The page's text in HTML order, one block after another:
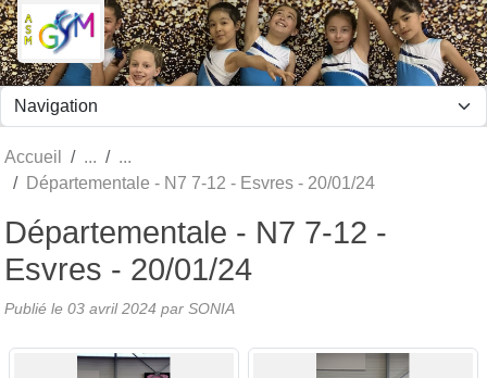
Accueil
Départementale - N7 7-12 - Esvres - 20/01/24
Départementale - N7 7-12 -
Esvres - 20/01/24
Publié le 03 avril 2024 par SONIA
Panneau de gestion des cookies